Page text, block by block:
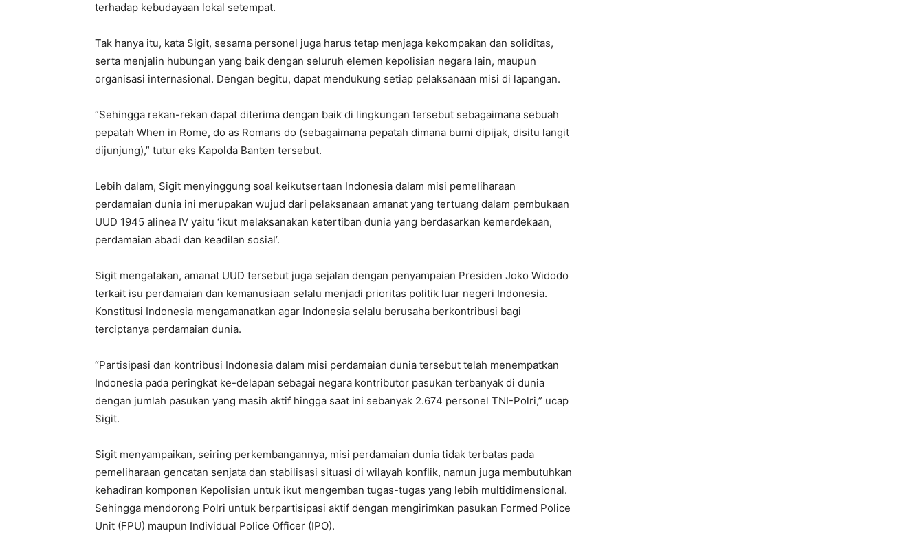
terhadap kebudayaan lokal setempat.
Tak hanya itu, kata Sigit, sesama personel juga harus tetap menjaga kekompakan dan soliditas,
serta menjalin hubungan yang baik dengan seluruh elemen kepolisian negara lain, maupun
organisasi internasional. Dengan begitu, dapat mendukung setiap pelaksanaan misi di lapangan.
“Sehingga rekan-rekan dapat diterima dengan baik di lingkungan tersebut sebagaimana sebuah
pepatah When in Rome, do as Romans do (sebagaimana pepatah dimana bumi dipijak, disitu langit
dijunjung),” tutur eks Kapolda Banten tersebut.
Lebih dalam, Sigit menyinggung soal keikutsertaan Indonesia dalam misi pemeliharaan
perdamaian dunia ini merupakan wujud dari pelaksanaan amanat yang tertuang dalam pembukaan
UUD 1945 alinea IV yaitu ‘ikut melaksanakan ketertiban dunia yang berdasarkan kemerdekaan,
perdamaian abadi dan keadilan sosial’.
Sigit mengatakan, amanat UUD tersebut juga sejalan dengan penyampaian Presiden Joko Widodo
terkait isu perdamaian dan kemanusiaan selalu menjadi prioritas politik luar negeri Indonesia.
Konstitusi Indonesia mengamanatkan agar Indonesia selalu berusaha berkontribusi bagi
terciptanya perdamaian dunia.
“Partisipasi dan kontribusi Indonesia dalam misi perdamaian dunia tersebut telah menempatkan
Indonesia pada peringkat ke-delapan sebagai negara kontributor pasukan terbanyak di dunia
dengan jumlah pasukan yang masih aktif hingga saat ini sebanyak 2.674 personel TNI-Polri,” ucap
Sigit.
Sigit menyampaikan, seiring perkembangannya, misi perdamaian dunia tidak terbatas pada
pemeliharaan gencatan senjata dan stabilisasi situasi di wilayah konflik, namun juga membutuhkan
kehadiran komponen Kepolisian untuk ikut mengemban tugas-tugas yang lebih multidimensional.
Sehingga mendorong Polri untuk berpartisipasi aktif dengan mengirimkan pasukan Formed Police
Unit (FPU) maupun Individual Police Officer (IPO).